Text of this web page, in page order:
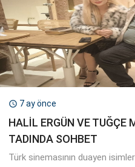
 7 ay önce
HALİL ERGÜN VE TUĞÇE
TADINDA SOHBET
Türk sinemasının duayen